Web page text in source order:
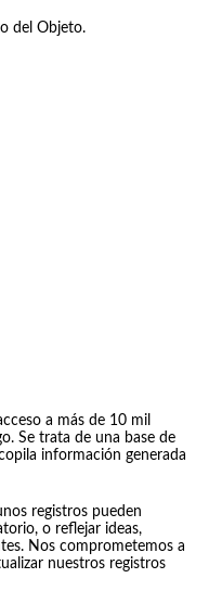
del Objeto.
a más de 10 mil
Se trata de una base de
información generada
registros pueden
o reflejar ideas,
Nos comprometemos a
nuestros registros